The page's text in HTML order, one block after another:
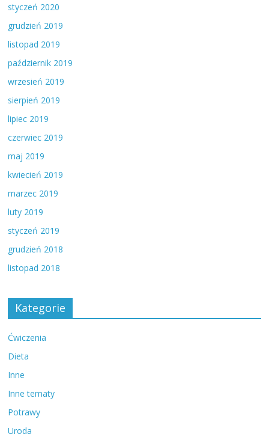
styczeń 2020
grudzień 2019
listopad 2019
październik 2019
wrzesień 2019
sierpień 2019
lipiec 2019
czerwiec 2019
maj 2019
kwiecień 2019
marzec 2019
luty 2019
styczeń 2019
grudzień 2018
listopad 2018
Kategorie
Ćwiczenia
Dieta
Inne
Inne tematy
Potrawy
Uroda